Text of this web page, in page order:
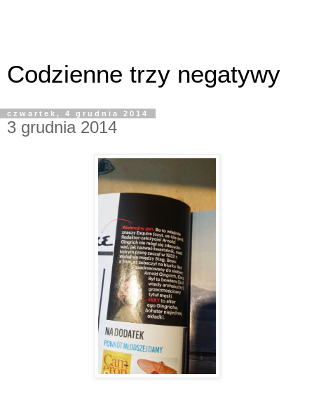
Codzienne trzy negatywy
czwartek, 4 grudnia 2014
3 grudnia 2014